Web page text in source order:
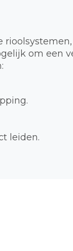
rioolsystemen,
om een
leiden.